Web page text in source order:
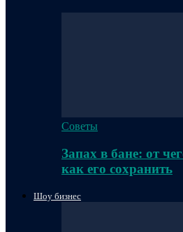
Советы
Запах в бане: от
как его сохранить
Шоу бизнес